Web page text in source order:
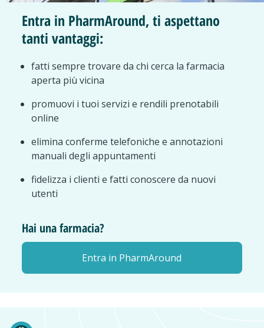
Entra in PharmAround, ti aspettano
tanti vantaggi:
fatti sempre trovare da chi cerca la farmacia
aperta più vicina
promuovi i tuoi servizi e rendili prenotabili
online
elimina conferme telefoniche e annotazioni
manuali degli appuntamenti
fidelizza i clienti e fatti conoscere da nuovi
utenti
Hai una farmacia?
Entra in PharmAround